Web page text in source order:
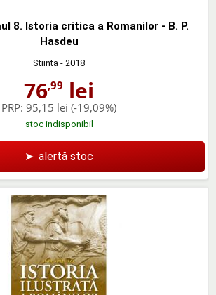
8. Istoria critica a Romanilor - B. P.
Hasdeu
Stiinta - 2018
76,99 lei
PRP: 95,15 lei (-19,09%)
stoc indisponibil
➤ alertă stoc